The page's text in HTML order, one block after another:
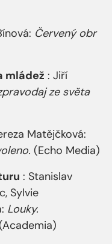
Červený obr
mládež : Jiří
ze světa
Matějčková:
(Echo Media)
: Stanislav
Sylvie
Louky.